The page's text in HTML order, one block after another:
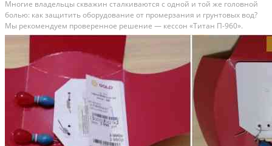
Многие владельцы скважин сталкиваются с одной и той же головной
болью: как защитить оборудование от промерзания и грунтовых вод?
Мы рекомендуем проверенное решение — кессон «Титан П-960».
Почему именно он? Надежность. Выполнен из качественного
полипропилена. Он не ржавеет, не гниет и не...